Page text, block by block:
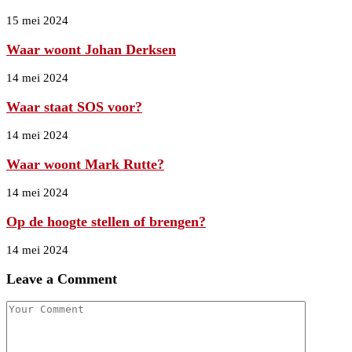
15 mei 2024
Waar woont Johan Derksen
14 mei 2024
Waar staat SOS voor?
14 mei 2024
Waar woont Mark Rutte?
14 mei 2024
Op de hoogte stellen of brengen?
14 mei 2024
Leave a Comment